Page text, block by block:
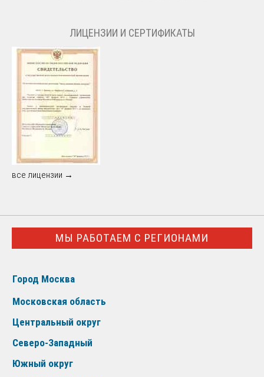
ЛИЦЕНЗИИ И СЕРТИФИКАТЫ
все лицензии →
МЫ РАБОТАЕМ С РЕГИОНАМИ
Город Москва
Московская область
Центральный округ
Северо-Западный
Южный округ